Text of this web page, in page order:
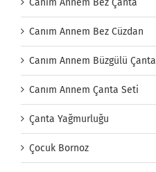
Canım Annem Bez Çanta
Canım Annem Bez Cüzdan
Canım Annem Büzgülü Çanta
Canım Annem Çanta Seti
Çanta Yağmurluğu
Çocuk Bornoz